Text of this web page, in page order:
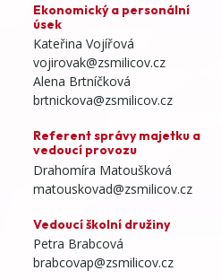
Ekonomický a personální
úsek
Kateřina Vojířová
vojirovak@zsmilicov.cz
Alena Brtníčková
brtnickova@zsmilicov.cz
Referent správy majetku a
vedoucí provozu
Drahomíra Matoušková
matouskovad@zsmilicov.cz
Vedoucí školní družiny
Petra Brabcová
brabcovap@zsmilicov.cz